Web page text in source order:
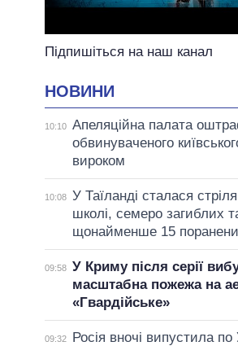
Підпишіться на наш канал
НОВИНИ
10:10 Апеляційна палата
обвинуваченого
вироком
10:08 У Таїланді сталася
школі, семеро загиблих
щонайменше 15
09:58 У Криму після серії
масштабна пожежа на
«Гвардійське»
09:32
Росія вночі випустила по